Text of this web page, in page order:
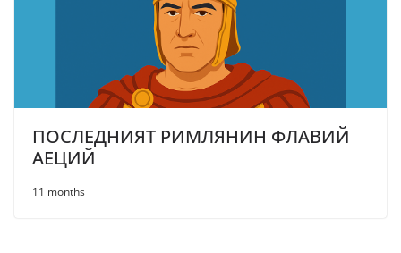
ПОСЛЕДНИЯТ РИМЛЯНИН ФЛАВИЙ
АЕЦИЙ
11 months